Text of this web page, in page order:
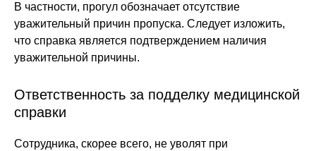
В частности, прогул обозначает отсутствие
уважительный причин пропуска. Следует изложить,
что справка является подтверждением наличия
уважительной причины.
Ответственность за подделку медицинской
справки
Сотрудника, скорее всего, не уволят при